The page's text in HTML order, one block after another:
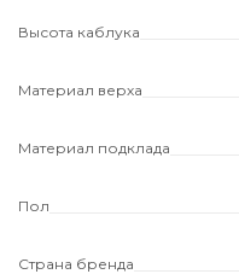
Высота каблука
Материал верха
Материал подклада
Пол
Страна бренда